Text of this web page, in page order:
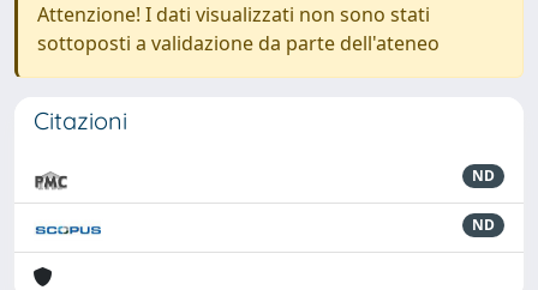
Attenzione! I dati visualizzati non sono stati
sottoposti a validazione da parte dell'ateneo
Citazioni
ND
ND